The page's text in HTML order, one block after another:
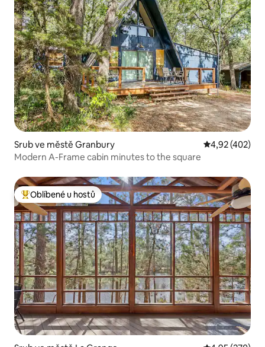
Srub ve městě Granbury Průměrné
4,92 (402)
Modern A-Frame cabin minutes to the square
Nejlepší v kategorii Oblíbené u hostů
Oblíbené u hostů